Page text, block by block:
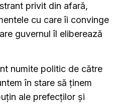
privit din afară,
cu care îi convinge
guvernul îl eliberează
numite politic de către
în stare să ținem
ale prefecților și